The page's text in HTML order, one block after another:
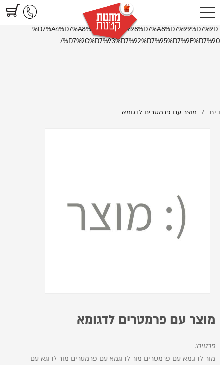
https://www.littlegifts.co.il/%D7%9E%D7%95%D7%A6%D7%A8-
%D7%A2%D7%9D-
%D7%A4%D7%A8%D7%9E%D7%98%D7%A8%D7%99%D7%9D-
%D7%9C%D7%93%D7%92%D7%95%D7%9E%D7%90/
בית / מוצר עם פרמטרים לדגומא
מוצר עם פרמטרים לדגומא
פרטים:
מור לדוגמא עם פרמטרים מור לדוגמא עם פרמטרים מור לדוגא עם